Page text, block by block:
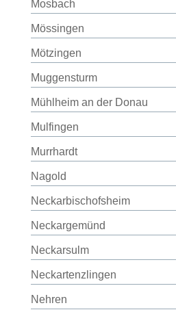
Mosbach
Mössingen
Mötzingen
Muggensturm
Mühlheim an der Donau
Mulfingen
Murrhardt
Nagold
Neckarbischofsheim
Neckargemünd
Neckarsulm
Neckartenzlingen
Nehren